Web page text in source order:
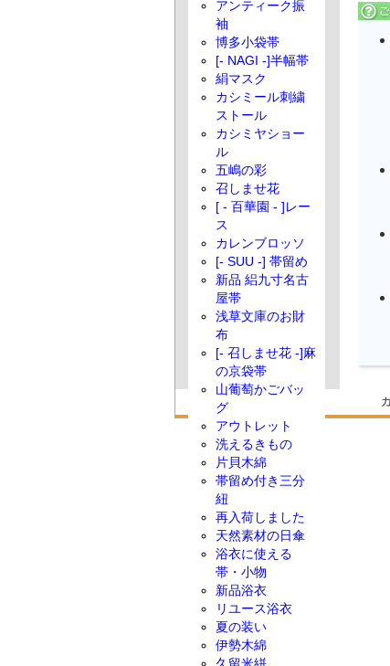
アンティーク振
袖
博多小袋帯
[- NAGI -]半幅帯
絹マスク
カシミール刺繍
ストール
カシミヤショー
ル
五嶋の彩
召しませ花
[ - 百華園 - ]レー
ス
カレンブロッソ
[- SUU -] 帯留め
新品 絽九寸名古
屋帯
浅草文庫のお財
布
[- 召しませ花 -]麻
の京袋帯
山葡萄かごバッ
グ
アウトレット
洗えるきもの
片貝木綿
帯留め付き三分
紐
再入荷しました
天然素材の日傘
浴衣に使える
帯・小物
新品浴衣
リユース浴衣
夏の装い
伊勢木綿